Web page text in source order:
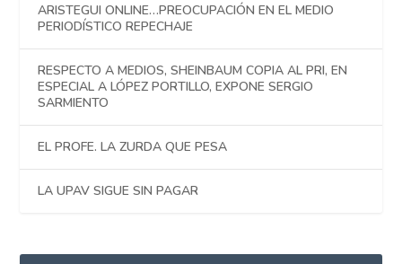
ARISTEGUI ONLINE…PREOCUPACIÓN EN EL MEDIO
PERIODÍSTICO REPECHAJE
RESPECTO A MEDIOS, SHEINBAUM COPIA AL PRI, EN
ESPECIAL A LÓPEZ PORTILLO, EXPONE SERGIO
SARMIENTO
EL PROFE. LA ZURDA QUE PESA
LA UPAV SIGUE SIN PAGAR